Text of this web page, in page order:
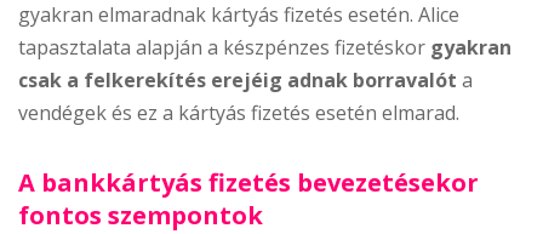
gyakran elmaradnak kártyás fizetés esetén. Alice
tapasztalata alapján a készpénzes fizetéskor gyakran
csak a felkerekítés erejéig adnak borravalót a
vendégek és ez a kártyás fizetés esetén elmarad.
A bankkártyás fizetés bevezetésekor
fontos szempontok